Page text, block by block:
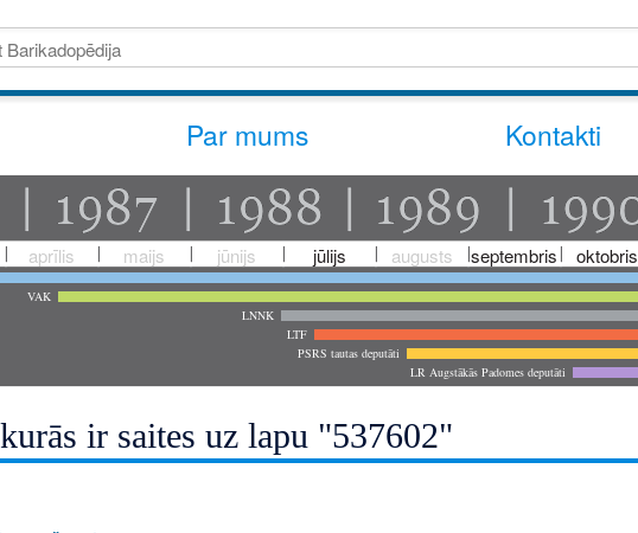
Par mums Kontakti
aprīlis maijs jūnijs jūlijs augusts septembris oktobris
VAK
LNNK
LTF
PSRS tautas deputāti
LR Augstākās Padomes deputāti
ir saites uz lapu "537602"